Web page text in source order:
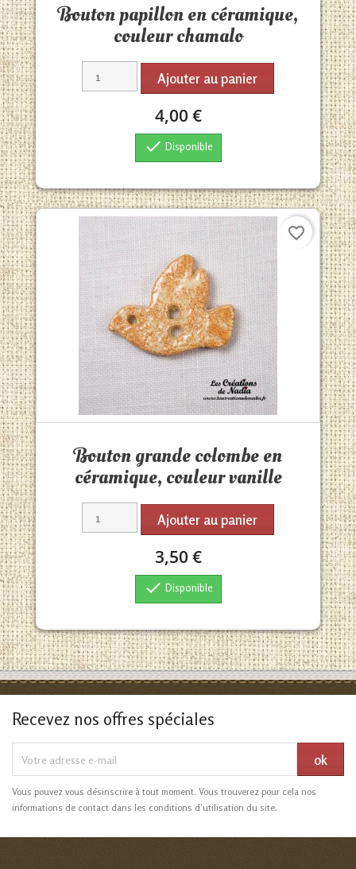
Bouton papillon en céramique,
couleur chamalo
Ajouter au panier
4,00 €
 Disponible
Bouton grande colombe en
céramique, couleur vanille
Ajouter au panier
3,50 €
 Disponible
favorite_border
Recevez nos offres spéciales
Vous pouvez vous désinscrire à tout moment. Vous trouverez pour cela nos
informations de contact dans les conditions d'utilisation du site.